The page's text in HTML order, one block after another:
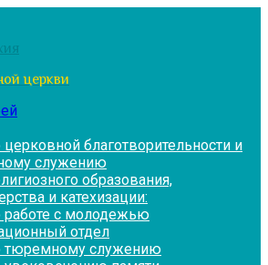
церкви
благотворительности и
служению
образования,
и катехизации:
работе с молодежью
отдел
тюремному служению